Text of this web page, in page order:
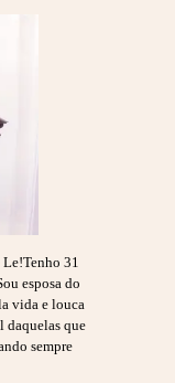
Le!Tenho 31
esposa do
vida e louca
daquelas que
sempre